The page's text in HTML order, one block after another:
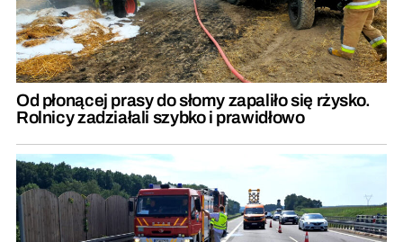
Od płonącej prasy do słomy zapaliło się rżysko.
Rolnicy zadziałali szybko i prawidłowo